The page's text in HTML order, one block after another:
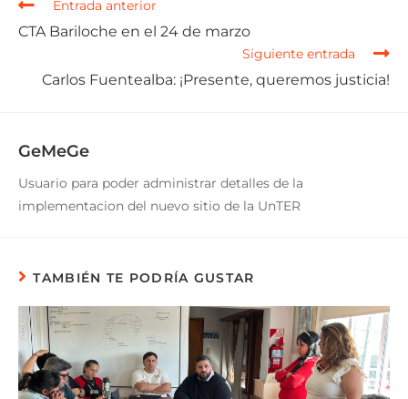
Entrada anterior
CTA Bariloche en el 24 de marzo
Siguiente entrada
Carlos Fuentealba: ¡Presente, queremos justicia!
GeMeGe
Usuario para poder administrar detalles de la
implementacion del nuevo sitio de la UnTER
TAMBIÉN TE PODRÍA GUSTAR